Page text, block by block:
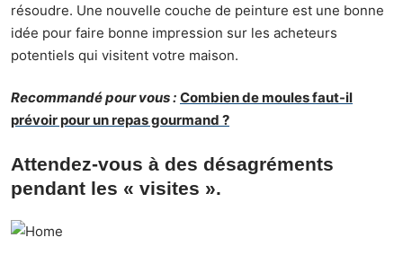
résoudre. Une nouvelle couche de peinture est une bonne
idée pour faire bonne impression sur les acheteurs
potentiels qui visitent votre maison.
Recommandé pour vous : Combien de moules faut-il
prévoir pour un repas gourmand ?
Attendez-vous à des désagréments
pendant les « visites ».